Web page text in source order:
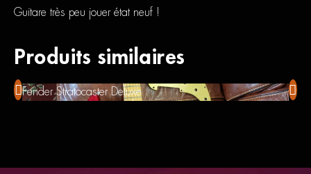
Guitare très peu jouer état neuf !
Produits similaires
Fender Stratocaster Deluxe